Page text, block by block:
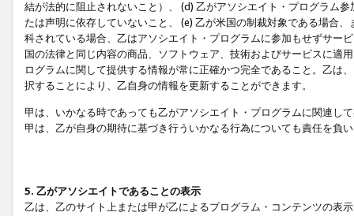
結が法的に阻止されないこと）、 (d) 乙がアソシエイト・プログラム
たは声明に依存していないこと、 (e) 乙が米国の制裁対象である場合
科されている場合、乙はアソシエイト・プログラムに参加もせずサー
国の法律と同じ内容の商品、ソフトウェア、技術およびサービスに適
ログラムに関して提供する情報が常に正確かつ完全であること。乙は
択することにより、乙自身の情報を更新することができます。
甲は、いかなる時であっても乙がアソシエイト・プログラムに関連し
甲は、乙が自身の期待に基づき行ういかなる行為についても責任を負
5. 乙がアソシエイトであることの表示
乙は、乙のサイト上または甲が乙によるプログラム・コンテンツの表